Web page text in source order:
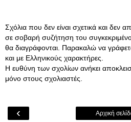
Σχόλια που δεν είναι σχετικά και δεν
σε σοβαρή συζήτηση του
θα διαγράφονται. Παρακαλώ να
και με Ελληνικούς χαρακτήρες.
Η ευθύνη των σχολίων ανήκει
μόνο στους σχολιαστές.
‹ Αρχική